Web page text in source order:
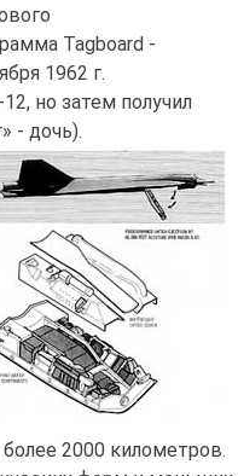
Tagboard -
1962 г.
но затем получил
- дочь).
2000 километров.